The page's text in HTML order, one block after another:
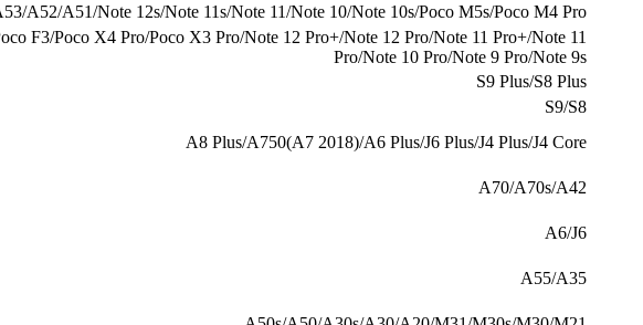
A52/A51/Note 12s/Note 11s/Note 11/Note 10/Note 10s/Poco M5s/Poco M4 Pro
F3/Poco X4 Pro/Poco X3 Pro/Note 12 Pro+/Note 12 Pro/Note 11 Pro+/Note 11
Pro/Note 10 Pro/Note 9 Pro/Note 9s
S9 Plus/S8 Plus
S9/S8
A8 Plus/A750(A7 2018)/A6 Plus/J6 Plus/J4 Plus/J4 Core
A70/A70s/A42
A6/J6
A55/A35